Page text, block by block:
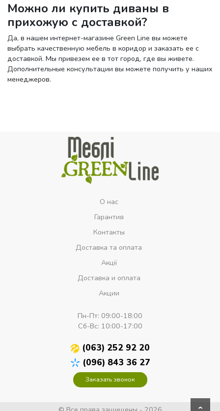
Можно ли купить диваны в
прихожую с доставкой?
Да, в нашем интернет-магазине Green Line вы можете
выбрать качественную мебель в коридор и заказать ее с
доставкой. Мы привезем ее в тот город, где вы живете.
Дополнительные консультации вы можете получить у наших
менеджеров.
О нас
Гарантия
Контакты
Доставка та оплата
Акції
Доставка и оплата
Акции
Пн-Пт: 09:00-18:00
Сб-Вс: 10:00-17:00
(063) 252 92 20
(096) 843 36 27
Заказать звонок
›